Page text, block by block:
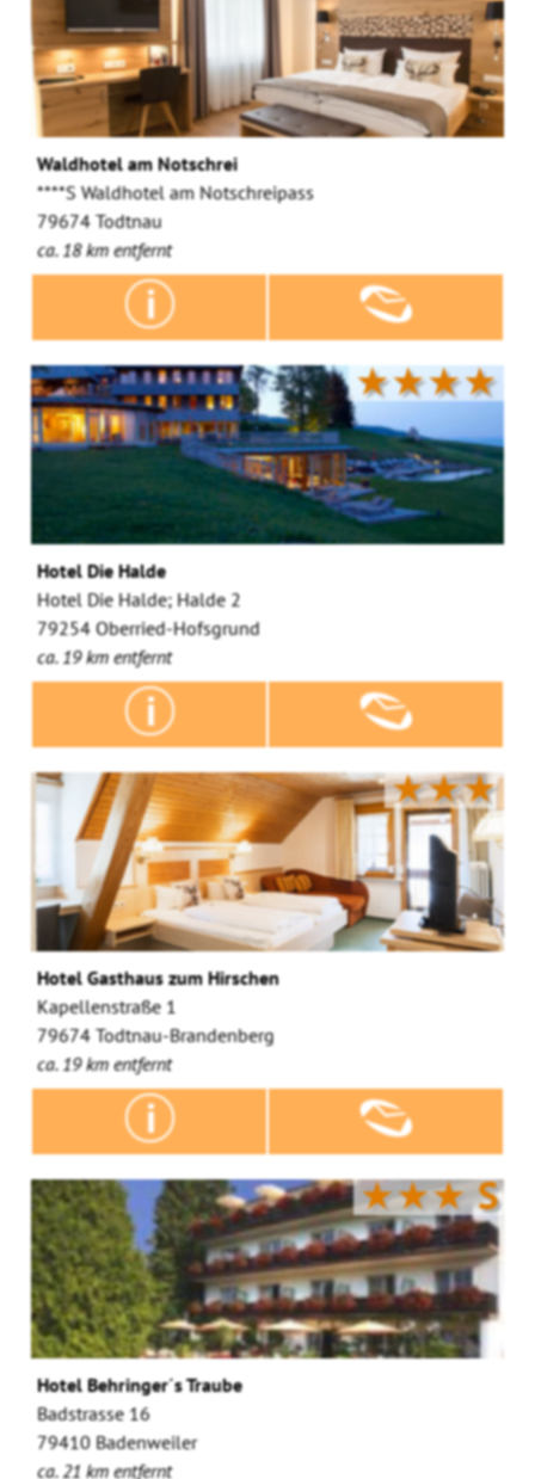
Waldhotel am Notschrei
****S Waldhotel am Notschreipass
79674 Todtnau
ca. 18 km entfernt
★★★★
Hotel Die Halde
Hotel Die Halde; Halde 2
79254 Oberried-Hofsgrund
ca. 19 km entfernt
★★★
Hotel Gasthaus zum Hirschen
Kapellenstraße 1
79674 Todtnau-Brandenberg
ca. 19 km entfernt
★★★S
Hotel Behringer´s Traube
Badstrasse 16
79410 Badenweiler
ca. 21 km entfernt